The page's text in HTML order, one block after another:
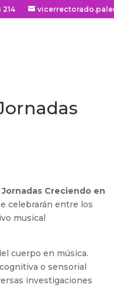
Jornadas Creciendo en
celebrarán entre los
musical
cuerpo en música.
o sensorial
investigaciones